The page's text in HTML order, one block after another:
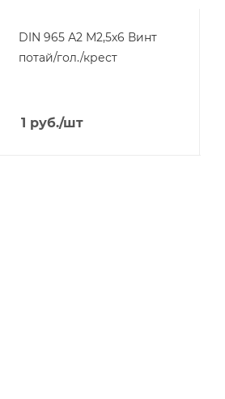
DIN 965 А2 М2,5х6 Винт
потай/гол./крест
1 руб./шт